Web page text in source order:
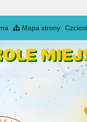
Mapa strony